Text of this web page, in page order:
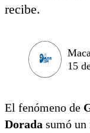
recibe.
15
El fenómeno de
Dorada sumó